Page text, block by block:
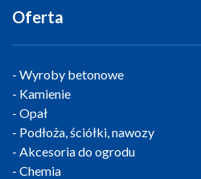
Oferta
Wyroby betonowe
Kamienie
Opał
Podłoża, ściółki, nawozy
Akcesoria do ogrodu
Chemia